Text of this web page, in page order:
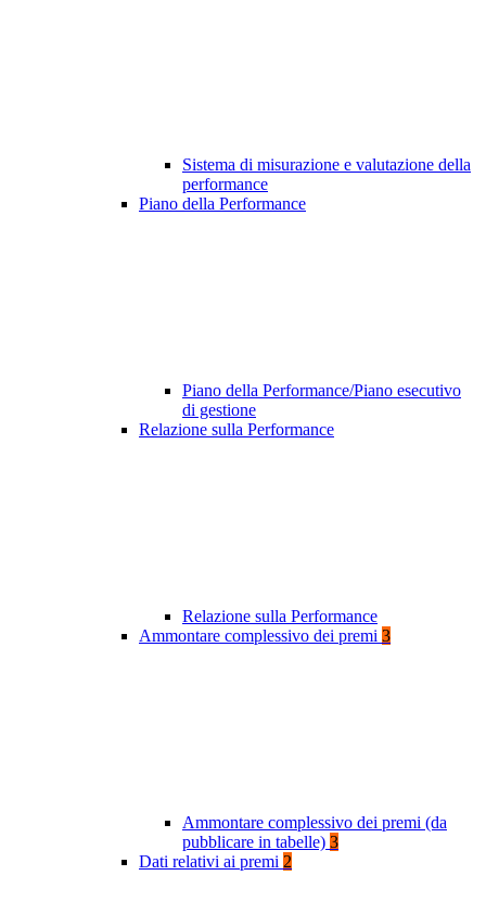
Sistema di misurazione e valutazione della
performance
Piano della Performance
Piano della Performance/Piano esecutivo
di gestione
Relazione sulla Performance
Relazione sulla Performance
Ammontare complessivo dei premi 3
Ammontare complessivo dei premi (da
pubblicare in tabelle) 3
Dati relativi ai premi 2